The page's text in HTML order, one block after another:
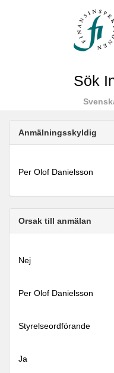
Sök
Anmälningsskyldig
Per Olof Danielsson
Orsak till anmälan
Nej
Per Olof Danielsson
Styrelseordförande
Ja